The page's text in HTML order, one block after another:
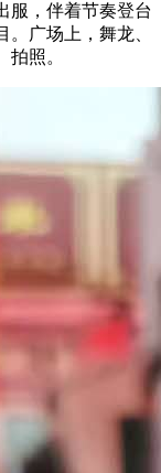
服，伴着节奏登台
广场上，舞龙、
照。